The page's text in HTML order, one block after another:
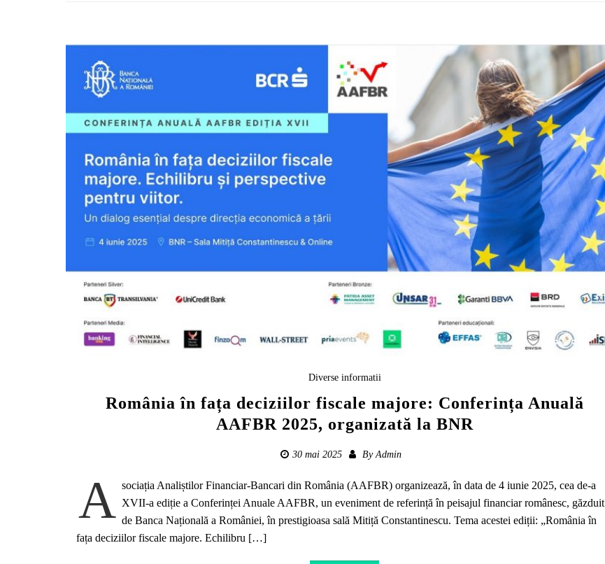
Diverse informatii
România în fața deciziilor fiscale majore: Conferința Anuală
AAFBR 2025, organizată la BNR
30 mai 2025 ByAdmin
A sociația Analiștilor Financiar-Bancari din România (AAFBR) organizează, în data de 4 iunie 2025, cea de-a
XVII-a ediție a Conferinței Anuale AAFBR, un eveniment de referință în peisajul financiar românesc, găzduit
de Banca Națională a României, în prestigioasa sală Mitiță Constantinescu. Tema acestei ediții: „România în
fața deciziilor fiscale majore. Echilibru […]